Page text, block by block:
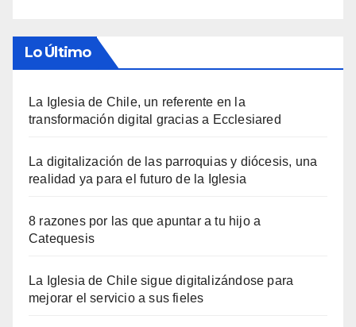
Lo Último
La Iglesia de Chile, un referente en la
transformación digital gracias a Ecclesiared
La digitalización de las parroquias y diócesis, una
realidad ya para el futuro de la Iglesia
8 razones por las que apuntar a tu hijo a
Catequesis
La Iglesia de Chile sigue digitalizándose para
mejorar el servicio a sus fieles